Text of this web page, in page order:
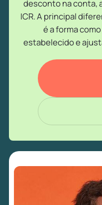
desconto na conta,
ICR. A principal
é a forma
estabelecido e